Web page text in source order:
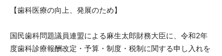
【歯科医療の向上、発展のため】
国民歯科問題議員連盟による麻生太郎財務大臣に、令和2年
度歯科診療報酬改定・予算・制度・税制に関する申し入れを